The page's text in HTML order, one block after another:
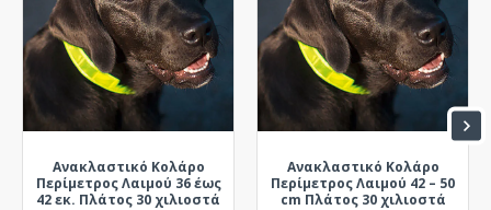
Ανακλαστικό Κολάρο
Περίμετρος Λαιμού 36 έως
42 εκ. Πλάτος 30 χιλιοστά
Ανακλαστικό Κολάρο
Περίμετρος Λαιμού 42 – 50
cm Πλάτος 30 χιλιοστά